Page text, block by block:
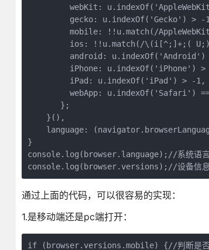
webKit:
gecko: u.indexOf('Gecko') > -
mobile: !!u.match(/
ios: !!u.match(/\(i[^;]+;(
android: u.indexOf('Android')
iPhone: u.indexOf('iPhone') >
iPad: u.indexOf('iPad') > -1,
webApp: u.indexOf('Safari') ==
       };
    }(),
language:
}
console.log(browser.language);//系统语
console.log(browser.versions);//设备信息
通过上面的代码，可以很容易的实现：
1.是移动端还是pc端打开：
if (browser.versions.mobile) {//判断是否